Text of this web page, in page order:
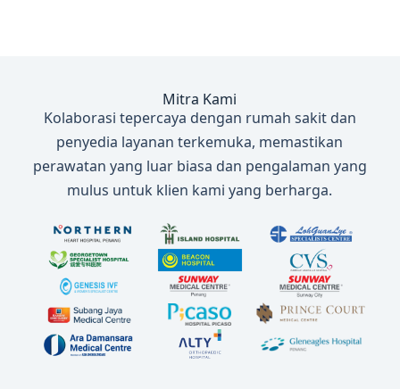
Mitra Kami
Kolaborasi tepercaya dengan rumah sakit dan
penyedia layanan terkemuka, memastikan
perawatan yang luar biasa dan pengalaman yang
mulus untuk klien kami yang berharga.